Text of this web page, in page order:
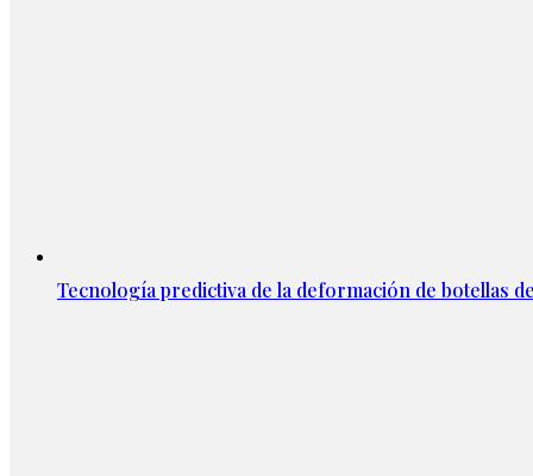
Tecnología predictiva de la deformación de botellas